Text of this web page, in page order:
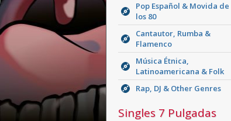
Pop Español & Movida de
los 80
Cantautor, Rumba &
Flamenco
Música Étnica,
Latinoamericana & Folk
Rap, DJ & Other Genres
Singles 7 Pulgadas